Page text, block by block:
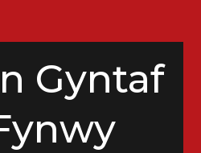
Gyntaf